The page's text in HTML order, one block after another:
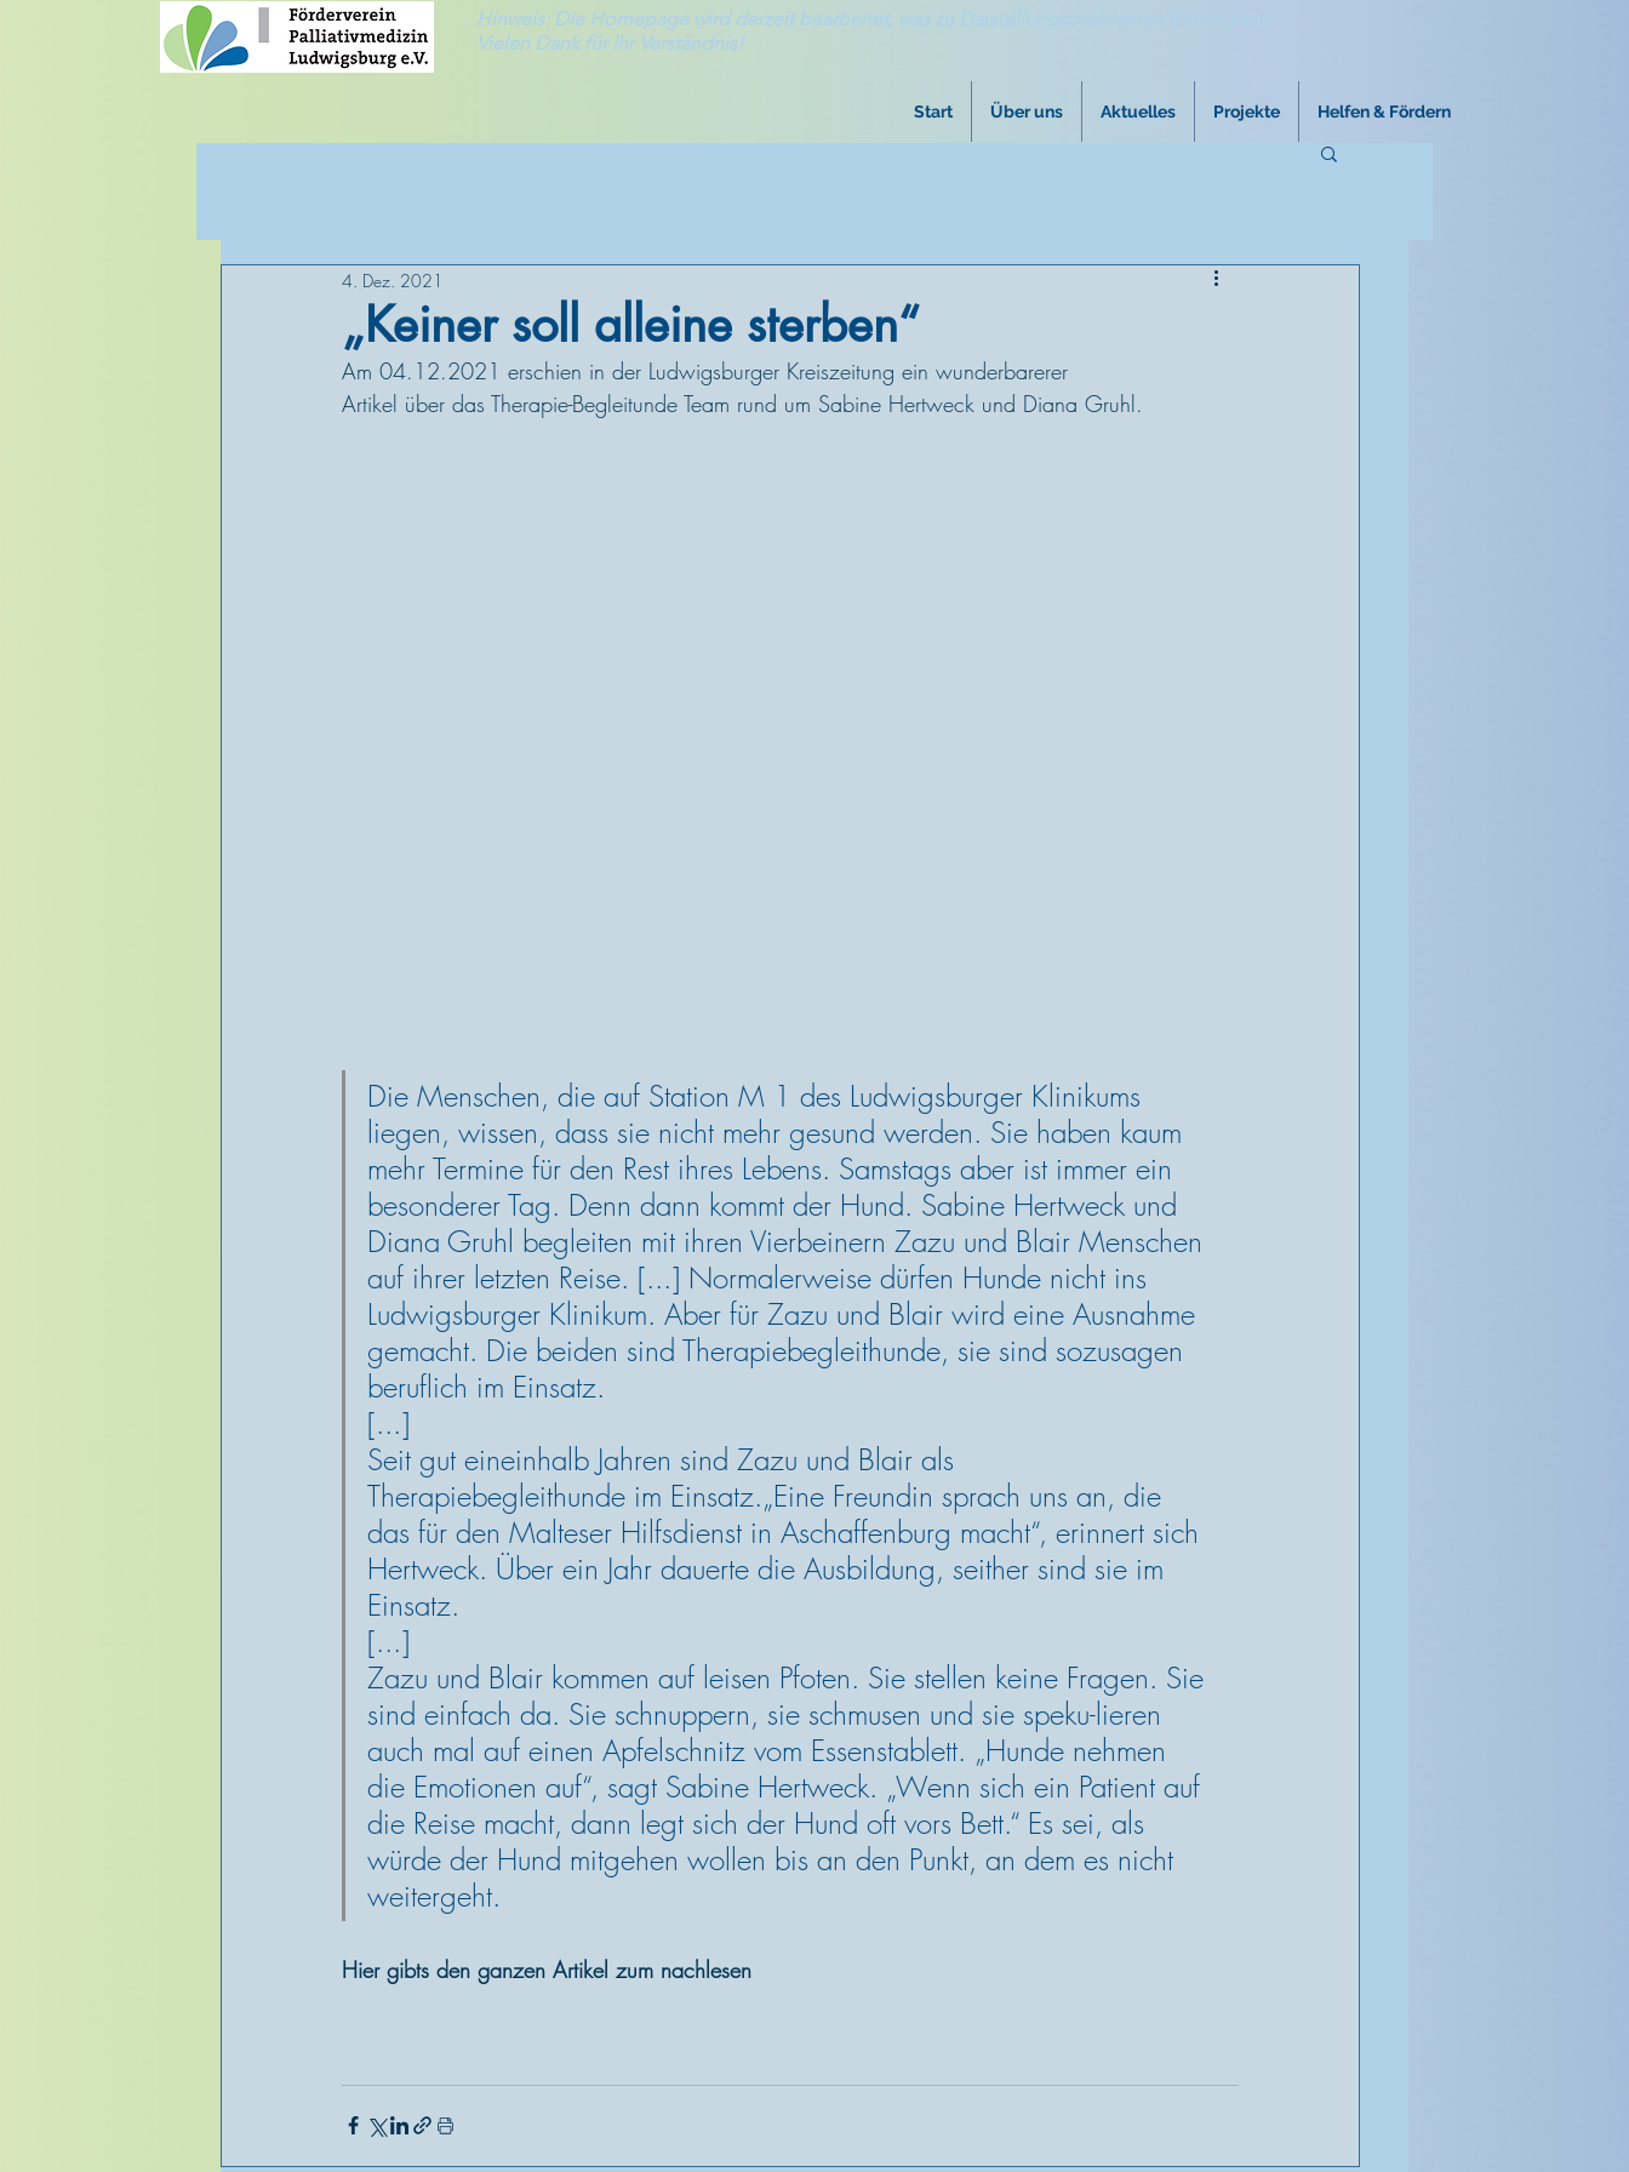
Hinweis: Die Homepage wird derzeit bearbeitet, was zu Darstellungsproblemen führen kann.
Vielen Dank für Ihr Verständnis!
„Keiner soll alleine sterben“
4. Dez. 2021
Am 04.12.2021 erschien in der Ludwigsburger Kreiszeitung ein wunderbarerer
Artikel über das Therapie-Begleitunde Team rund um Sabine Hertweck und Diana Gruhl.
Die Menschen, die auf Station M 1 des Ludwigsburger Klinikums
liegen, wissen, dass sie nicht mehr gesund werden. Sie haben kaum
mehr Termine für den Rest ihres Lebens. Samstags aber ist immer ein
besonderer Tag. Denn dann kommt der Hund. Sabine Hertweck und
Diana Gruhl begleiten mit ihren Vierbeinern Zazu und Blair Menschen
auf ihrer letzten Reise. [...] Normalerweise dürfen Hunde nicht ins
Ludwigsburger Klinikum. Aber für Zazu und Blair wird eine Ausnahme
gemacht. Die beiden sind Therapiebegleithunde, sie sind sozusagen
beruflich im Einsatz.
[...]
Seit gut eineinhalb Jahren sind Zazu und Blair als
Therapiebegleithunde im Einsatz.„Eine Freundin sprach uns an, die
das für den Malteser Hilfsdienst in Aschaffenburg macht“, erinnert sich
Hertweck. Über ein Jahr dauerte die Ausbildung, seither sind sie im
Einsatz.
[...]
Zazu und Blair kommen auf leisen Pfoten. Sie stellen keine Fragen. Sie
sind einfach da. Sie schnuppern, sie schmusen und sie speku-lieren
auch mal auf einen Apfelschnitz vom Essenstablett. „Hunde nehmen
die Emotionen auf“, sagt Sabine Hertweck. „Wenn sich ein Patient auf
die Reise macht, dann legt sich der Hund oft vors Bett.“ Es sei, als
würde der Hund mitgehen wollen bis an den Punkt, an dem es nicht
weitergeht.
Hier gibts den ganzen Artikel zum nachlesen
Start Über uns Aktuelles Projekte Helfen & Fördern